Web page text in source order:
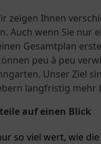
zeigen Ihnen
Auch wenn Sie nur
Gesamtplan
peu à peu
Unser Ziel
langfristig mehr
auf einen Blick
so viel wert, wie